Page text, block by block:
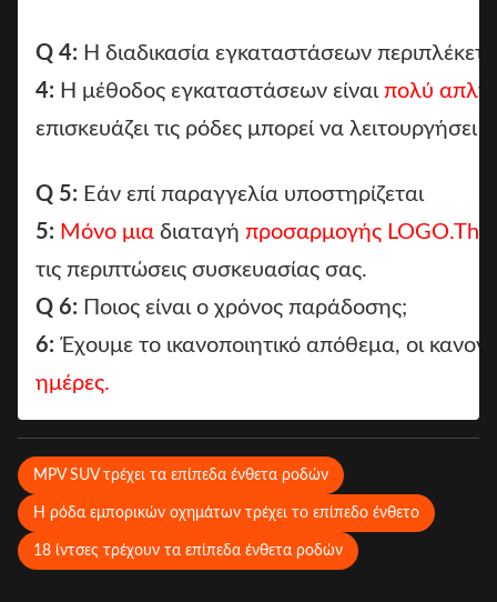
Q 4: Η διαδικασία εγκαταστάσεων
4: Η μέθοδος εγκαταστάσεων είναι πολύ απλή
επισκευάζει τις ρόδες μπορεί να λειτουργήσει
Q 5: Εάν επί παραγγελία υποστηρίζεται
5: Μόνο μια διαταγή προσαρμογής LOGO.The
τις περιπτώσεις συσκευασίας σας.
Q 6: Ποιος είναι ο χρόνος παράδοσης;
6: Έχουμε το ικανοποιητικό απόθεμα, οι
ημέρες.
MPV SUV τρέχει τα επίπεδα ένθετα ροδών
Η ρόδα εμπορικών οχημάτων τρέχει το επίπεδο ένθετο
18 ίντσες τρέχουν τα επίπεδα ένθετα ροδών